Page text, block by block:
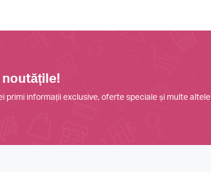
noutățile!
primi informații exclusive, oferte speciale și multe altele